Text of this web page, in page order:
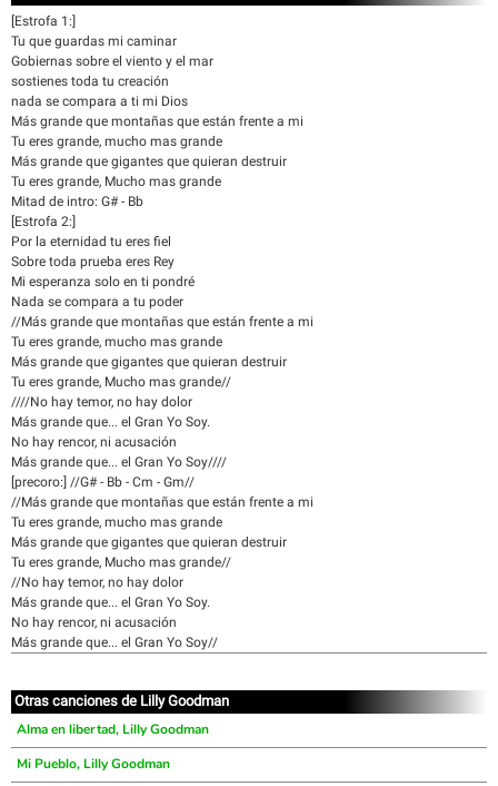
[Estrofa 1:]
Tu que guardas mi caminar
Gobiernas sobre el viento y el mar
sostienes toda tu creación
nada se compara a ti mi Dios
Más grande que montañas que están frente a mi
Tu eres grande, mucho mas grande
Más grande que gigantes que quieran destruir
Tu eres grande, Mucho mas grande
Mitad de intro: G# - Bb
[Estrofa 2:]
Por la eternidad tu eres fiel
Sobre toda prueba eres Rey
Mi esperanza solo en ti pondré
Nada se compara a tu poder
//Más grande que montañas que están frente a mi
Tu eres grande, mucho mas grande
Más grande que gigantes que quieran destruir
Tu eres grande, Mucho mas grande//
////No hay temor, no hay dolor
Más grande que... el Gran Yo Soy.
No hay rencor, ni acusación
Más grande que... el Gran Yo Soy////
[precoro:] //G# - Bb - Cm - Gm//
//Más grande que montañas que están frente a mi
Tu eres grande, mucho mas grande
Más grande que gigantes que quieran destruir
Tu eres grande, Mucho mas grande//
//No hay temor, no hay dolor
Más grande que... el Gran Yo Soy.
No hay rencor, ni acusación
Más grande que... el Gran Yo Soy//
Otras canciones de Lilly Goodman
Alma en libertad, Lilly Goodman
Mi Pueblo, Lilly Goodman